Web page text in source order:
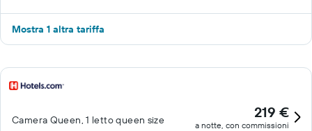
Mostra 1 altra tariffa
Camera Queen, 1 letto queen size 219 €
a notte, con commissioni